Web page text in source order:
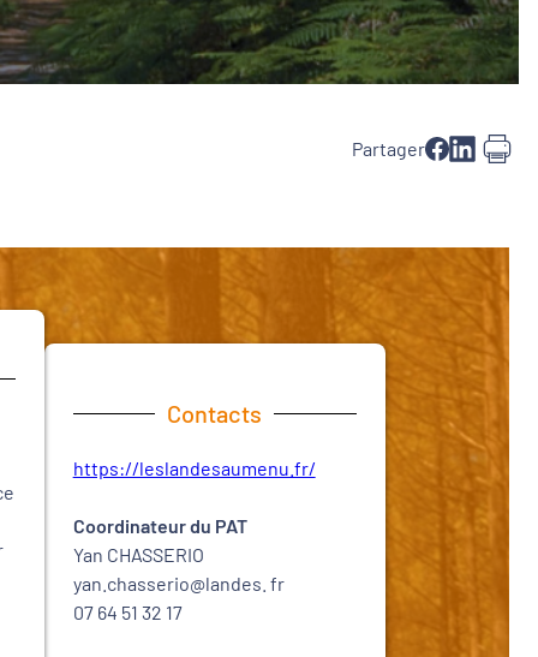
Partager
Contacts
https://leslandesaumenu.fr/
Coordinateur du PAT
Yan CHASSERIO
yan.chasserio@landes. fr
07 64 51 32 17